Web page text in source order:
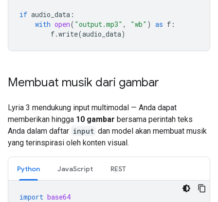
if audio_data :
with open( "output.mp3" , "wb" ) as f :
f.write(audio_data)
Membuat musik dari gambar
Lyria 3 mendukung input multimodal — Anda dapat
memberikan hingga 10 gambar bersama perintah teks
Anda dalam daftar input dan model akan membuat musik
yang terinspirasi oleh konten visual.
Python JavaScript REST
import base64